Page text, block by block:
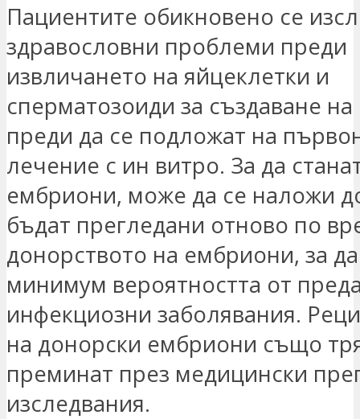
Пациентите обикновено се
здравословни проблеми преди
извличането на яйцеклетки и
сперматозоиди за създаване
преди да се подложат на
лечение с ин витро. За да
ембриони, може да се наложи
бъдат прегледани отново по
донорството на ембриони, за
минимум вероятността от
инфекциозни заболявания.
на донорски ембриони също
преминат през медицински
изследвания.